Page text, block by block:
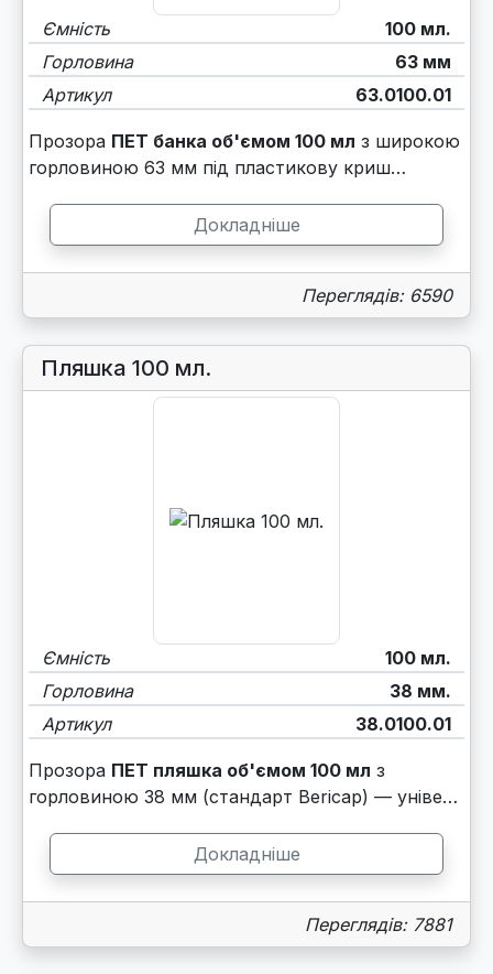
Ємність
100 мл.
Горловина
63 мм
Артикул
63.0100.01
Прозора ПЕТ банка об'ємом 100 мл з широкою
горловиною 63 мм під пластикову криш…
Докладніше
Переглядів: 6590
Пляшка 100 мл.
Ємність
100 мл.
Горловина
38 мм.
Артикул
38.0100.01
Прозора ПЕТ пляшка об'ємом 100 мл з
горловиною 38 мм (стандарт Bericap) — уніве…
Докладніше
Переглядів: 7881